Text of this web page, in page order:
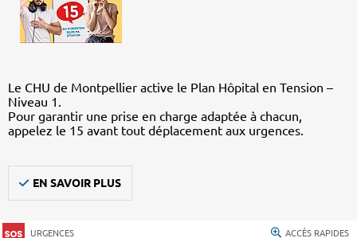
Le CHU de Montpellier active le Plan Hôpital en Tension –
Niveau 1.
Pour garantir une prise en charge adaptée à chacun,
appelez le 15 avant tout déplacement aux urgences.
EN SAVOIR PLUS
URGENCES ACCÈS RAPIDES